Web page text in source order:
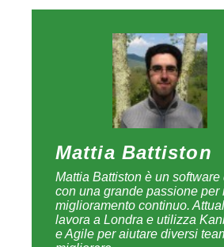
Mattia Battiston
Mattia Battiston è un
con una grande passione per
miglioramento continuo.
lavora a Londra e utilizza
e Agile per aiutare diversi